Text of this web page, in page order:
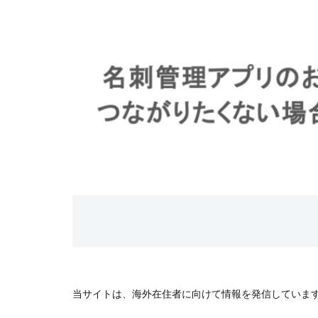
当サイトは、海外在住者に向けて情報を発信していま